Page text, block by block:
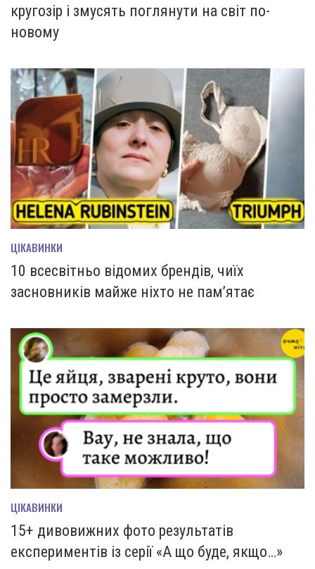
кругозір і змусять поглянути на світ по-
новому
ЦІКАВИНКИ
10 всесвітньо відомих брендів, чиїх
засновників майже ніхто не пам’ятає
ЦІКАВИНКИ
15+ дивовижних фото результатів
експериментів із серії «А що буде, якщо…»